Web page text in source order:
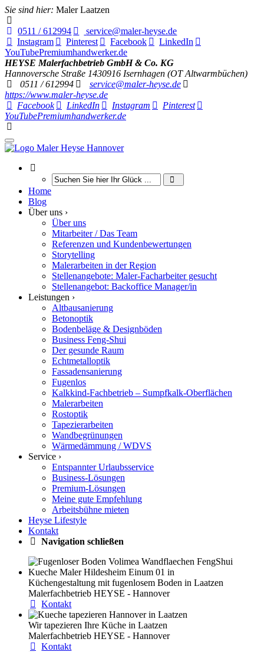
Sie sind hier: Maler Laatzen
0511 / 612994
service@maler-heyse.de
Instagram
Pinterest Facebook
LinkedIn
YouTubePremiumhandwerker.de
HEYSE Malerfachbetrieb GmbH & Co. KG
Hannoversche Straße 1430916 Isernhagen (OT Altwarmbüchen)
0511 / 612994
service@maler-heyse.de
https://www.maler-heyse.de
Facebook
LinkedIn Instagram
Pinterest
YouTubePremiumhandwerker.de
Home
Blog
Über uns ›
Über uns
Mitarbeiter / Das Team
Referenzen und Kundenbewertungen
Storytelling
Malerarbeiten in der Region
Stellenangebote: Maler-Facharbeiter gesucht
Stellenangebot: Backoffice Manager/in
Leistungen ›
Altbausanierung
Betonoptik
Bodenbeläge & Designböden
Business Feng-Shui
Der gesunde Raum
Echtmetalloptik
Fassadensanierung
Fugenlos
Kalkkind-Fachbetrieb – Sumpfkalk-Oberflächen
Malerarbeiten
Rostoptik
Tapezierarbeiten
Wandbegrünungen
Wärmedämmung / WDVS
Service ›
Entspannter Urlaubsservice
Business-Lösungen
Premium-Lösungen
Meine gute Empfehlung
Arbeitsbühne mieten
Heyse Lifestyle
Kontakt
Navigation schließen
Küchengestaltung mit fugenlosem Boden in Laatzen
Malerfachbetrieb HEYSE - Hannover
Kontakt
Wir tapezieren Ihre Küche in Laatzen
Malerfachbetrieb HEYSE - Hannover
Kontakt